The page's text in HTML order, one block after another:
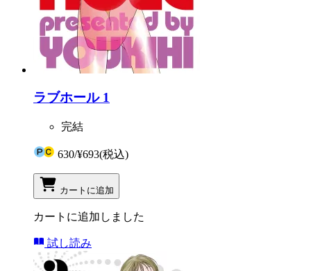
ラブホール 1
完結
630/¥693(税込)
カートに追加
カートに追加しました
試し読み